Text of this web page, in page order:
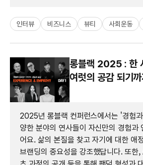
인터뷰 비즈니스 뷰티 사회운동
롱블랙 2025 : 한
여럿의 공감 되기
2025년 롱블랙 컨퍼런스에서는 '경험
양한 분야의 연사들이 자신만의 경험과
어요. 삶의 본질을 찾고 자기에 대한 애
브랜딩의 중요성을 강조했답니다. 또한